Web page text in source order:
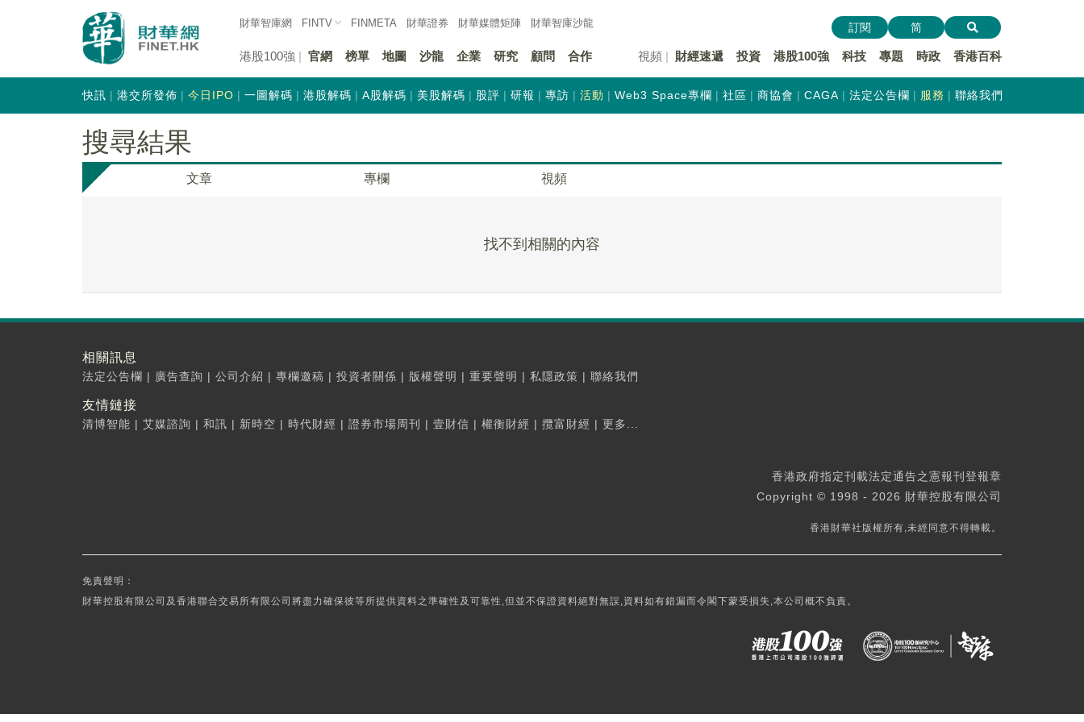
財華智庫網 FINTV FINMETA 財華證券 財華媒體矩陣 財華智庫沙龍
港股100強 官網 榜單 地圖 沙龍 企業 研究 顧問 合作 視頻 財經速遞 投資 港股100強 科技 專題 時政 香港百科
訂閱 简
快訊 港交所發佈 今日IPO 一圖解碼 港股解碼 A股解碼 美股解碼 股評 研報 專訪 活動 Web3 Space專欄 社區 商協會 CAGA 法定公告欄 服務 聯絡我們
搜尋結果
文章 專欄 視頻
找不到相關的內容
相關訊息
法定公告欄 | 廣告查詢 | 公司介紹 | 專欄邀稿 | 投資者關係 | 版權聲明 | 重要聲明 | 私隱政策 | 聯絡我們
友情鏈接
清博智能 | 艾媒諮詢 | 和訊 | 新時空 | 時代財經 | 證券市場周刊 | 壹財信 | 權衡財經 | 攬富財經 | 更多...
香港政府指定刊載法定通告之憲報刊登報章
Copyright © 1998 - 2026 財華控股有限公司
香港財華社版權所有,未經同意不得轉載。
免責聲明：
財華控股有限公司及香港聯合交易所有限公司將盡力確保彼等所提供資料之準確性及可靠性,但並不保證資料絕對無誤,資料如有錯漏而令閣下蒙受損失,本公司概不負責。